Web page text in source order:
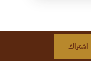
اشتراك